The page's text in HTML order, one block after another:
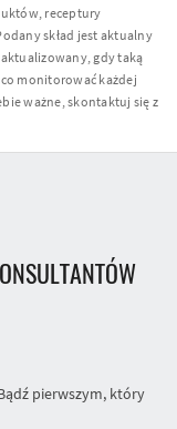
receptury
skład jest aktualny
gdy taką
monitorować każdej
ważne, skontaktuj się z
pierwszym, który